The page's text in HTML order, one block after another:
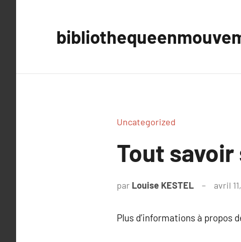
Uncategorized
Tout
par Louise KESTEL avril
Plus d’informations à propos